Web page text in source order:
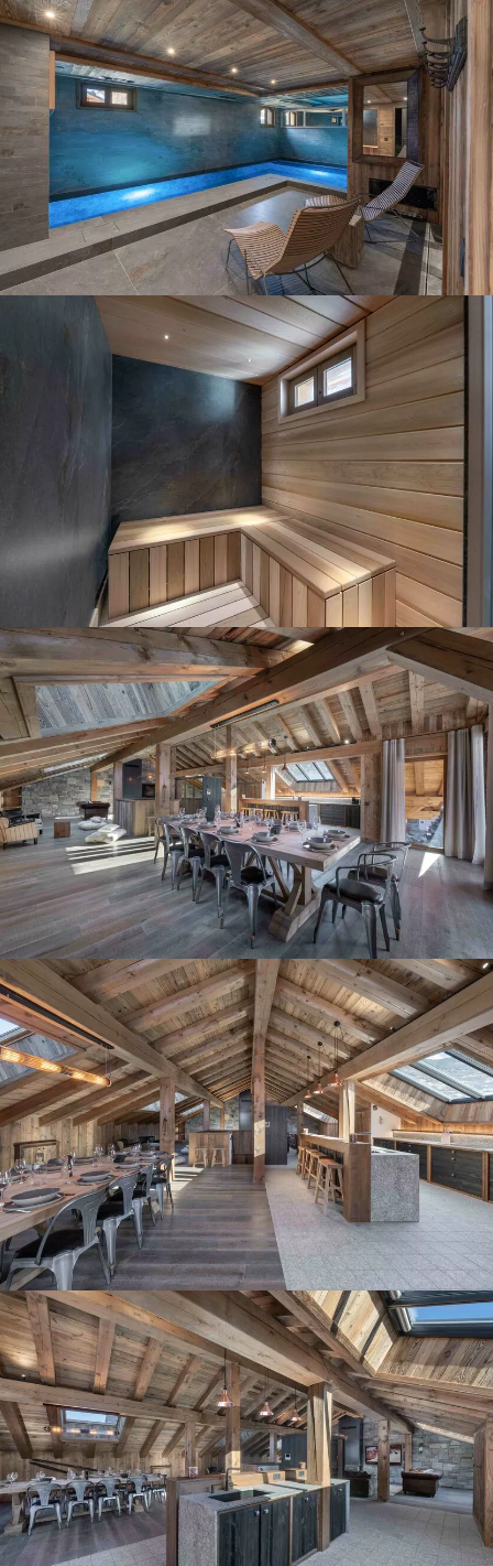
Panorama 2026
Etude annuelle de l'immobilier de montagne par Cimalpes
En savoir plus
Où trouver les plus beaux spots de ski hors-piste dans les Alpes
Vous attendez les chutes de neige comme d'autres guettent le lever
du soleil ? Vous snobez les pistes damées pour leur préférer les
grands espaces vierges de traces ? Vous faites sans doute partie de
ces adeptes du ski hors-piste. Découvrez notre sélection de secteurs
mythiques où la poudreuse se mérite - et se savoure.